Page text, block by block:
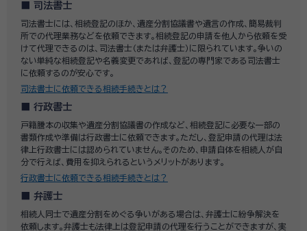
司法書士
司法書士には、相続登記のほか、遺産分割協議書や遺言の作成、簡易裁判
所での代理業務などを依頼できます。相続登記の申請を他人から依頼を受
けて代理できるのは、司法書士（または弁護士）に限られています。争いの
ない単純な相続登記や名義変更であれば、登記の専門家である司法書士
に依頼するのが安心です。
司法書士に依頼できる相続手続きとは？
行政書士
戸籍謄本の収集や遺産分割協議書の作成など、相続登記に必要な一部の
書類作成や準備は行政書士に依頼できます。ただし、登記申請の代理は法
律上行政書士には認められていません。そのため、申請自体を相続人が自
分で行えば、費用を抑えられるというメリットがあります。
行政書士に依頼できる相続手続きとは？
弁護士
相続人同士で遺産分割をめぐる争いがある場合は、弁護士に紛争解決を
依頼します。弁護士も法律上は登記申請の代理を行うことができますが、実